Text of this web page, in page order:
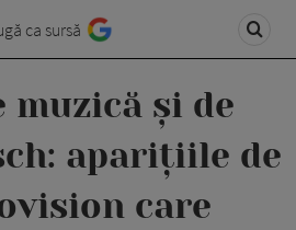
ca sursă
muzică și de
aparițiile de
care